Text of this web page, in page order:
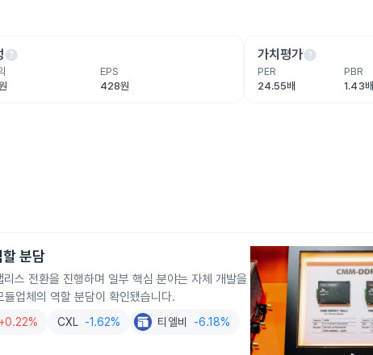
help
EPS
428원
가치평가help
PER
24.55배
PBR
1.43배
분담
스 전환을 진행하며 일부 핵심 분야는 자체 개발을
업체의 역할 분담이 확인됐습니다.
+0.22% CXL -1.62% 티엘비 -6.18%